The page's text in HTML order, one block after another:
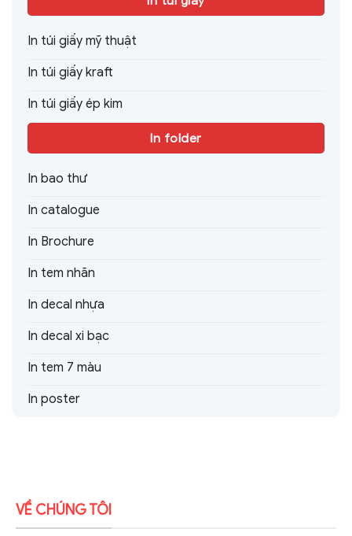
In túi giấy mỹ thuật
In túi giấy kraft
In túi giấy ép kim
In folder
In bao thư
In catalogue
In Brochure
In tem nhãn
In decal nhựa
In decal xi bạc
In tem 7 màu
In poster
VỀ CHÚNG TÔI